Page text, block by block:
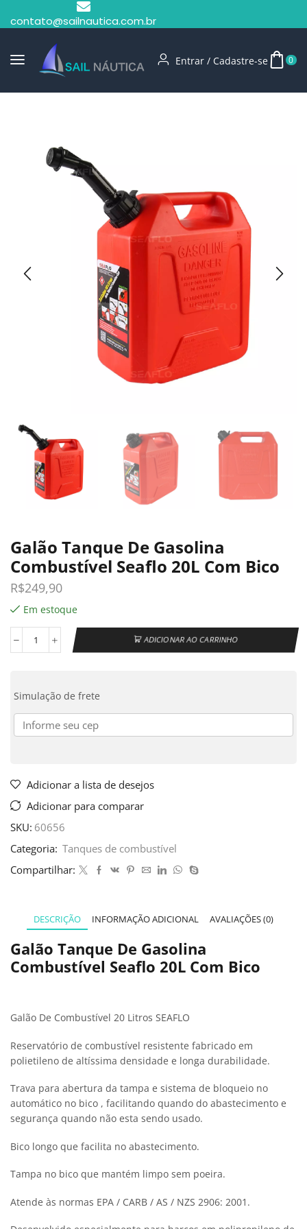
contato@sailnautica.com.br
Entrar / Cadastre-se 0
Galão Tanque De Gasolina
Combustível Seaflo 20L Com Bico
R$249,90
Em estoque
ADICIONAR AO CARRINHO
Simulação de frete
Adicionar a lista de desejos
Adicionar para comparar
SKU: 60656
Categoria: Tanques de combustível
Compartilhar:
DESCRIÇÃO INFORMAÇÃO ADICIONAL AVALIAÇÕES (0)
Galão Tanque De Gasolina
Combustível Seaflo 20L Com Bico
Galão De Combustível 20 Litros SEAFLO
Reservatório de combustível resistente fabricado em
polietileno de altíssima densidade e longa durabilidade.
Trava para abertura da tampa e sistema de bloqueio no
automático no bico , facilitando quando do abastecimento e
segurança quando não esta sendo usado.
Bico longo que facilita no abastecimento.
Tampa no bico que mantém limpo sem poeira.
Atende às normas EPA / CARB / AS / NZS 2906: 2001.